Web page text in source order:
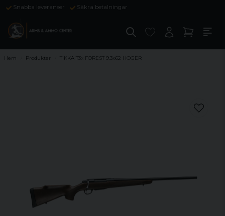
Snabba leveranser Säkra betalningar
Hem Produkter TIKKA T3x FOREST 9.3x62 HÖGER